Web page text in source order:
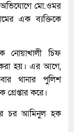
অভিযোগে মো.ওমর
এক ব্যক্তিকে
নোয়াখালী চিফ
করা হয়। এর আগে,
থানার পুলিশ
করে।
চর আমিনুল হক